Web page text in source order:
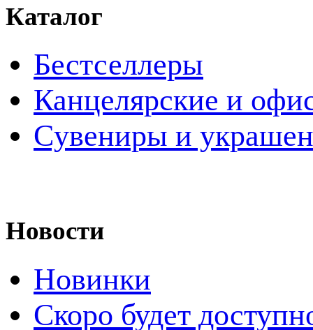
Каталог
Бестселлеры
Канцелярские и
Cувениры и
Новости
Новинки
Скоро будет